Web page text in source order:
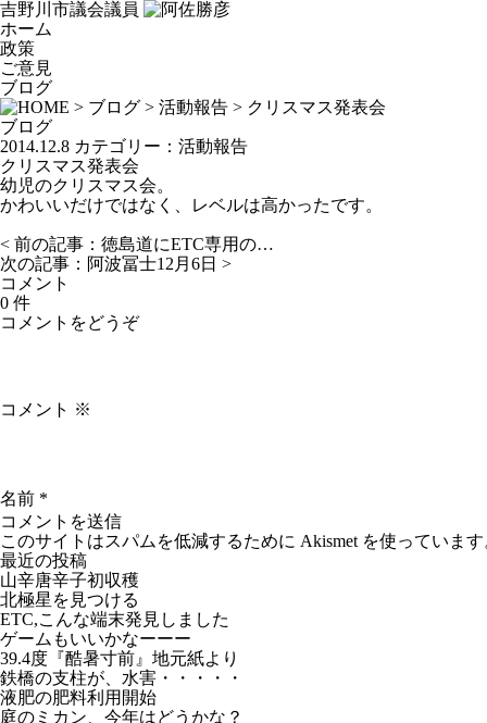
吉野川市議会議員
ホーム
政策
ご意見
ブログ
> ブログ > 活動報告 > クリスマス発表会
ブログ
2014.12.8 カテゴリー： 活動報告
クリスマス発表会
幼児のクリスマス会。
かわいいだけではなく、レベルは高かったです。
< 前の記事： 徳島道にETC専用の…
次の記事： 阿波冨士12月6日 >
コメント
0 件
コメントをどうぞ
コメント ※
名前 *
このサイトはスパムを低減するために Akismet を使っていま
最近の投稿
山辛唐辛子初収穫
北極星を見つける
ETC,こんな端末発見しました
ゲームもいいかなーーー
39.4度『酷暑寸前』地元紙より
鉄橋の支柱が、水害・・・・・
液肥の肥料利用開始
庭のミカン、今年はどうかな？